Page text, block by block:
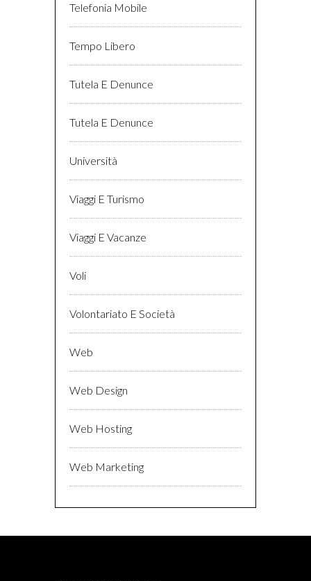
Telefonia Mobile
Tempo Libero
Tutela E Denunce
Tutela E Denunce
Università
Viaggi E Turismo
Viaggi E Vacanze
Voli
Volontariato E Società
Web
Web Design
Web Hosting
Web Marketing